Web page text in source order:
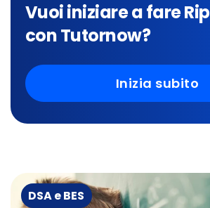
Vuoi iniziare a fare
con Tutornow?
Inizia subito
DSA e BES